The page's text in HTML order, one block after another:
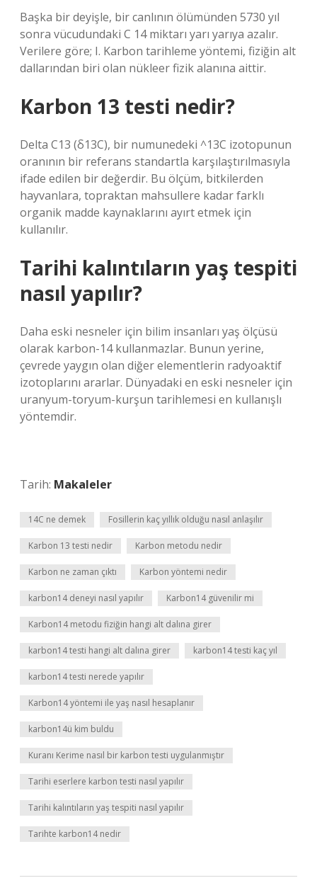
Başka bir deyişle, bir canlının ölümünden 5730 yıl
sonra vücudundaki C 14 miktarı yarı yarıya azalır.
Verilere göre; I. Karbon tarihleme yöntemi, fiziğin alt
dallarından biri olan nükleer fizik alanına aittir.
Karbon 13 testi nedir?
Delta C13 (δ13C), bir numunedeki ^13C izotopunun
oranının bir referans standartla karşılaştırılmasıyla
ifade edilen bir değerdir. Bu ölçüm, bitkilerden
hayvanlara, topraktan mahsullere kadar farklı
organik madde kaynaklarını ayırt etmek için
kullanılır.
Tarihi kalıntıların yaş tespiti
nasıl yapılır?
Daha eski nesneler için bilim insanları yaş ölçüsü
olarak karbon-14 kullanmazlar. Bunun yerine,
çevrede yaygın olan diğer elementlerin radyoaktif
izotoplarını ararlar. Dünyadaki en eski nesneler için
uranyum-toryum-kurşun tarihlemesi en kullanışlı
yöntemdir.
Tarih: Makaleler
14C ne demek Fosillerin kaç yıllık olduğu nasıl anlaşılır
Karbon 13 testi nedir Karbon metodu nedir
Karbon ne zaman çıktı Karbon yöntemi nedir
karbon14 deneyi nasıl yapılır Karbon14 güvenilir mi
Karbon14 metodu fiziğin hangi alt dalına girer
karbon14 testi hangi alt dalına girer karbon14 testi kaç yıl
karbon14 testi nerede yapılır
Karbon14 yöntemi ile yaş nasıl hesaplanır
karbon14ü kim buldu
Kuranı Kerime nasıl bir karbon testi uygulanmıştır
Tarihi eserlere karbon testi nasıl yapılır
Tarihi kalıntıların yaş tespiti nasıl yapılır
Tarihte karbon14 nedir